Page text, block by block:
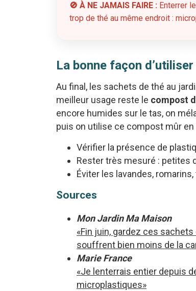
🚫 À NE JAMAIS FAIRE : Enterrer
trop de thé au même endroit :
La bonne façon
Au final, les sachets de thé au
meilleur usage reste le compost
encore humides sur le tas, on
puis on utilise ce compost mûr
Vérifier la présence de
Rester très mesuré : petites
Éviter les lavandes,
Sources
Mon Jardin Ma Maison
«Fin juin, gardez ces
souffrent bien moins de la
Marie France
«Je lenterrais entier depuis
microplastiques»